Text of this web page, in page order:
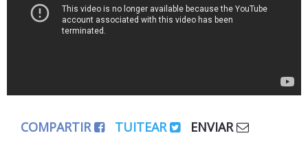
COMPARTIR TUITEAR
ENVIAR